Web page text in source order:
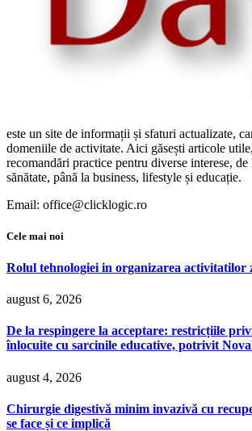
este un site de informații și sfaturi actualizate,
domeniile de activitate. Aici găsești articole
recomandări practice pentru diverse interese,
sănătate, până la business, lifestyle și educație.
Email: office@clicklogic.ro
Cele mai noi
Rolul tehnologiei in organizarea activitatilor
august 6, 2026
De la respingere la acceptare: restricțiile
înlocuite cu sarcinile educative, potrivit
august 4, 2026
Chirurgie digestivă minim invazivă cu
se face și ce implică